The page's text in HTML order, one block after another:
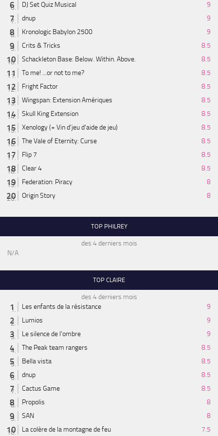
DJ Set Quiz Musical
9
dnup
9
Kronologic Babylon 2500
9
Crits & Tricks
8.5
Schackleton Base: Below. Within. Above.
8.5
To me! ...or not to me?
8.5
Fright Factor
8.5
Wingspan: Extension Amériques
8.5
Skull King Extension
8.5
Xenology (+ Vin d'jeu d'aide de jeu)
8.5
The Vale of Eternity: Curse
8.5
Flip 7
8.5
Clear 4
8.5
Federation: Piracy
8
Origin Story
8
TOP PHILREY
des 4 derniers mois
N/A
TOP CLAIRE
des 4 derniers mois
Les enfants de la résistance
9
Lumios
9
Le silence de l'ombre
9
The Peak team rangers
8.5
Bella vista
8.5
dnup
8.5
Cactus Game
8.5
Propolis
8
SAN
8
La colère de la montagne de feu
7.5